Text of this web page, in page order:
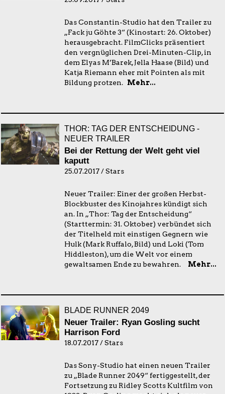
Das Constantin-Studio hat den Trailer zu
„Fack ju Göhte 3“ (Kinostart: 26. Oktober)
herausgebracht. FilmClicks präsentiert
den vergnüglichen Drei-Minuten-Clip, in
dem Elyas M’Barek, Jella Haase (Bild) und
Katja Riemann eher mit Pointen als mit
Bildung protzen. Mehr...
THOR: TAG DER ENTSCHEIDUNG -
NEUER TRAILER
Bei der Rettung der Welt geht viel
kaputt
25.07.2017 / Stars
Neuer Trailer: Einer der großen Herbst-
Blockbuster des Kinojahres kündigt sich
an. In „Thor: Tag der Entscheidung“
(Starttermin: 31. Oktober) verbündet sich
der Titelheld mit einstigen Gegnern wie
Hulk (Mark Ruffalo, Bild) und Loki (Tom
Hiddleston), um die Welt vor einem
gewaltsamen Ende zu bewahren.
Mehr...
BLADE RUNNER 2049
Neuer Trailer: Ryan Gosling sucht
Harrison Ford
18.07.2017 / Stars
Das Sony-Studio hat einen neuen Trailer
zu „Blade Runner 2049“ fertiggestellt, der
Fortsetzung zu Ridley Scotts Kultfilm von